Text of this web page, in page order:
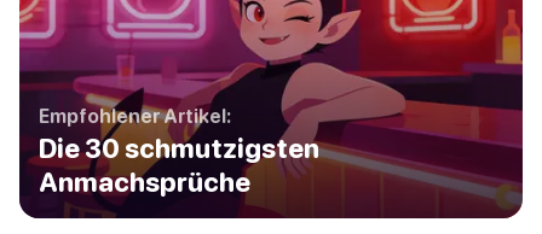
Empfohlener Artikel:
Die 30 schmutzigsten
Anmachsprüche